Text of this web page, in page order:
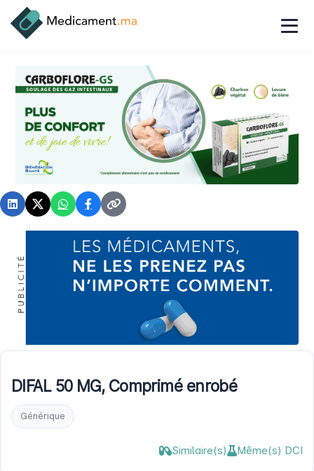
DIFAL 50 MG, Comprimé enrobé
Générique
Similaire(s) Même(s) DCI